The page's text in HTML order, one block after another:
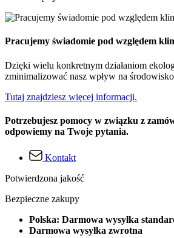
Pracujemy świadomie pod względem
Dzięki wielu konkretnym działaniom
zminimalizować nasz wpływ na
Tutaj znajdziesz więcej informacji.
Potrzebujesz pomocy w związku z
odpowiemy na Twoje pytania.
Kontakt
Potwierdzona jakość
Bezpieczne zakupy
Polska: Darmowa wysyłka
Darmowa wysyłka zwrotna